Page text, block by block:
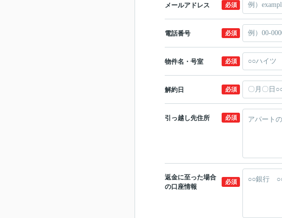
メールアドレス 必須
電話番号 必須
物件名・号室 必須
解約日 必須
引っ越し先住所 必須
返金に至った場合
の口座情報
必須